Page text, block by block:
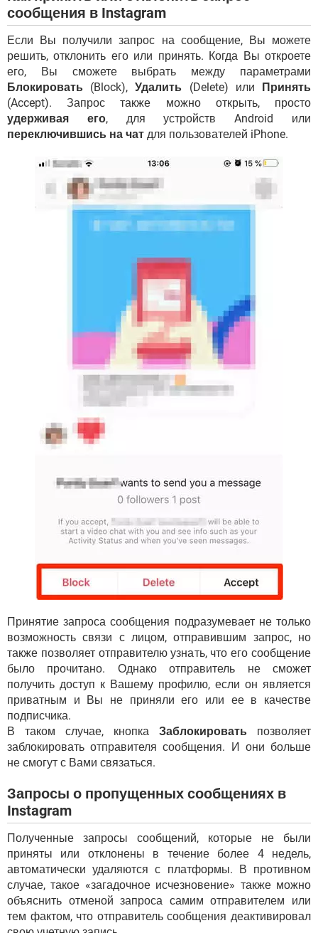
сообщения в Instagram
Если Вы получили запрос на сообщение, Вы можете
решить, отклонить его или принять. Когда Вы откроете
его, Вы сможете выбрать между параметрами
Блокировать (Block),Удалить (Delete) или Принять
(Accept). Запрос также можно открыть, просто
удерживая его, для устройств Android или
переключившись на чат для пользователей iPhone.
Принятие запроса сообщения подразумевает не только
возможность связи с лицом, отправившим запрос, но
также позволяет отправителю узнать, что его сообщение
было прочитано. Однако отправитель не сможет
получить доступ к Вашему профилю, если он является
приватным и Вы не приняли его или ее в качестве
подписчика.
В таком случае, кнопка Заблокировать позволяет
заблокировать отправителя сообщения. И они больше
не смогут с Вами связаться.
Запросы о пропущенных сообщениях в
Instagram
Полученные запросы сообщений, которые не были
приняты или отклонены в течение более 4 недель,
автоматически удаляются с платформы. В противном
случае, такое «загадочное исчезновение» также можно
объяснить отменой запроса самим отправителем или
тем фактом, что отправитель сообщения деактивировал